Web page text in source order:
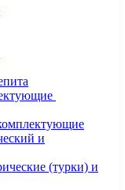
и
(турки) и